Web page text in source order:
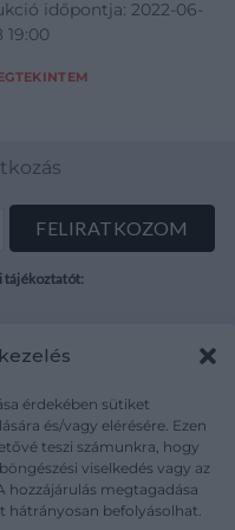
érdekében sütiket
és/vagy elérésére. Ezen
teszi számunkra, hogy
viselkedés vagy az
hozzájárulás megtagadása
hátrányosan befolyásolhat.
időpontja: 2022-06-
19:00
tájékoztatót: